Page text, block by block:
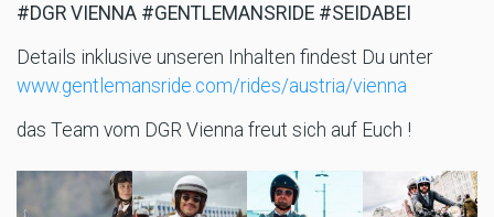
#DGR VIENNA #GENTLEMANSRIDE #SEIDABEI
Details inklusive unseren Inhalten findest Du unter
www.gentlemansride.com/rides/austria/vienna
das Team vom DGR Vienna freut sich auf Euch !